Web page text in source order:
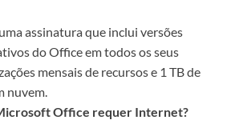
assinatura que inclui versões
do Office em todos os seus
mensais de recursos e 1 TB de
nuvem.
Office requer Internet?